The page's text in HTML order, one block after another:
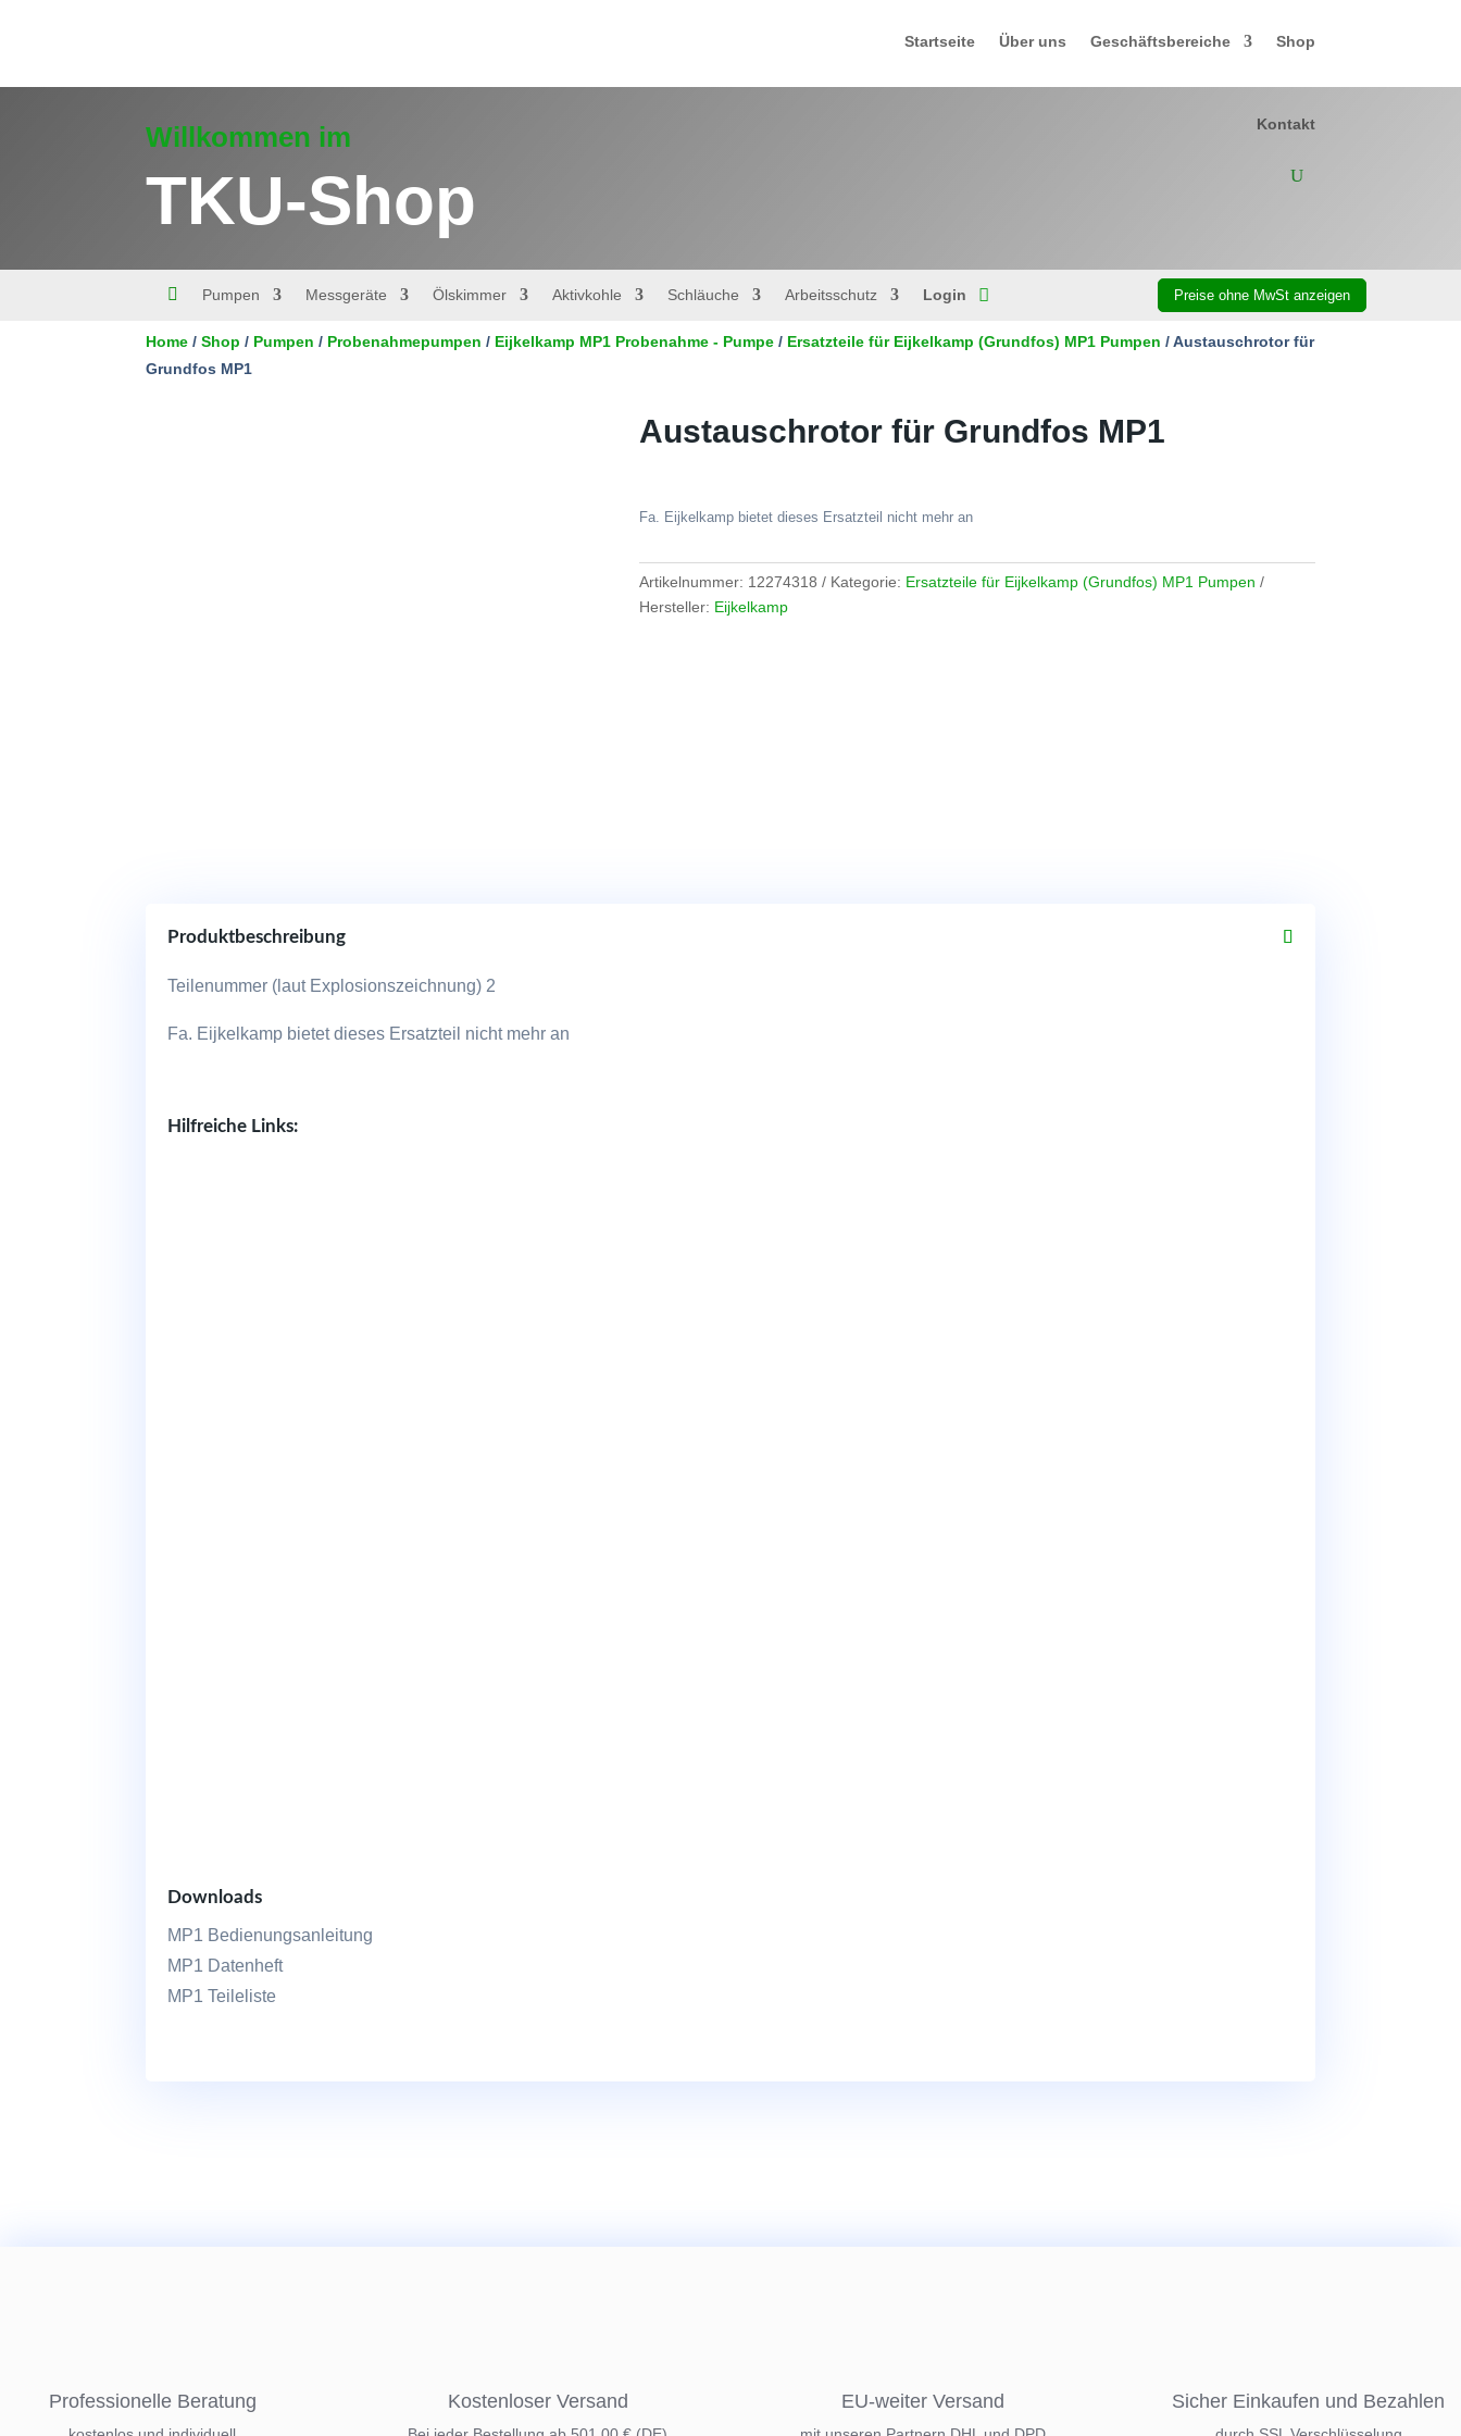
Startseite Über uns Geschäftsbereiche Shop
Kontakt
Willkommen im
TKU-Shop
 Pumpen Messgeräte Ölskimmer Aktivkohle Schläuche Arbeitsschutz Login
Home /Shop / Pumpen / Probenahmepumpen / Eijkelkamp MP1 Probenahme - Pumpe / Ersatzteile für Eijkelkamp (Grundfos) MP1 Pumpen / Austauschrotor für
Grundfos MP1
Austauschrotor für Grundfos MP1
Fa. Eijkelkamp bietet dieses Ersatzteil nicht mehr an
Artikelnummer: 12274318 Kategorie: Ersatzteile für Eijkelkamp (Grundfos) MP1 Pumpen
Hersteller: Eijkelkamp
Produktbeschreibung
Teilenummer (laut Explosionszeichnung) 2
Fa. Eijkelkamp bietet dieses Ersatzteil nicht mehr an
Hilfreiche Links:
Downloads
MP1 Bedienungsanleitung
MP1 Datenheft
MP1 Teileliste
Professionelle Beratung Kostenloser Versand EU-weiter Versand Sicher Einkaufen und Bezahlen